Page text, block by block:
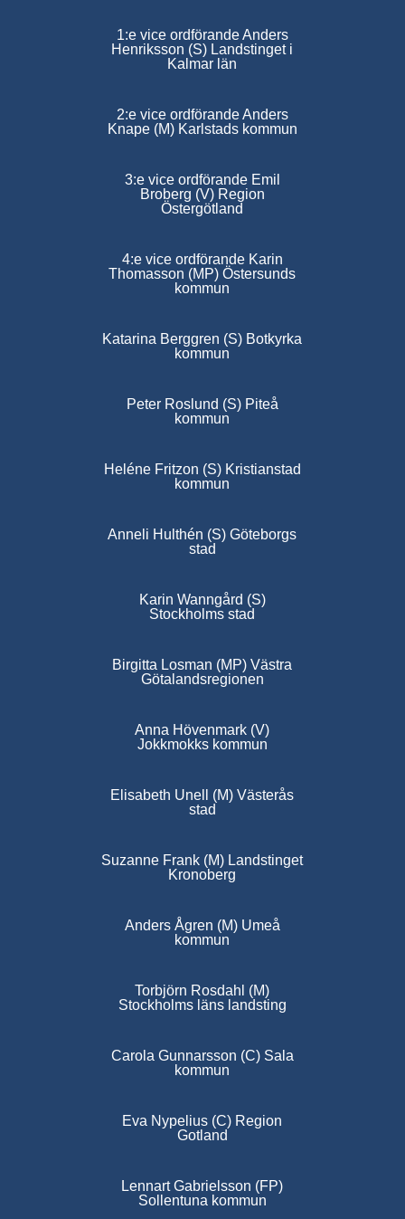
1:e vice ordförande Anders
Henriksson (S) Landstinget i
Kalmar län
2:e vice ordförande Anders
Knape (M) Karlstads kommun
3:e vice ordförande Emil
Broberg (V) Region
Östergötland
4:e vice ordförande Karin
Thomasson (MP) Östersunds
kommun
Katarina Berggren (S) Botkyrka
kommun
Peter Roslund (S) Piteå
kommun
Heléne Fritzon (S) Kristianstad
kommun
Anneli Hulthén (S) Göteborgs
stad
Karin Wanngård (S)
Stockholms stad
Birgitta Losman (MP) Västra
Götalandsregionen
Anna Hövenmark (V)
Jokkmokks kommun
Elisabeth Unell (M) Västerås
stad
Suzanne Frank (M) Landstinget
Kronoberg
Anders Ågren (M) Umeå
kommun
Torbjörn Rosdahl (M)
Stockholms läns landsting
Carola Gunnarsson (C) Sala
kommun
Eva Nypelius (C) Region
Gotland
Lennart Gabrielsson (FP)
Sollentuna kommun